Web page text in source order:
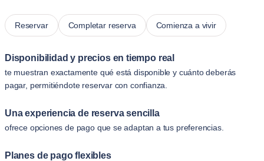
Reservar Completar reserva Comienza a vivir
Disponibilidad y precios en tiempo real
te muestran exactamente qué está disponible y cuánto deberás
pagar, permitiéndote reservar con confianza.
Una experiencia de reserva sencilla
ofrece opciones de pago que se adaptan a tus preferencias.
Planes de pago flexibles